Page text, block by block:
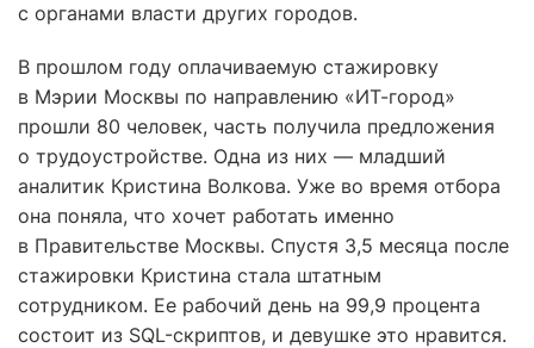
с органами власти других городов.
В прошлом году оплачиваемую стажировку
в Мэрии Москвы по направлению «ИТ-город»
прошли 80 человек, часть получила предложения
о трудоустройстве. Одна из них — младший
аналитик Кристина Волкова. Уже во время отбора
она поняла, что хочет работать именно
в Правительстве Москвы. Спустя 3,5 месяца после
стажировки Кристина стала штатным
сотрудником. Ее рабочий день на 99,9 процента
состоит из SQL-скриптов, и девушке это нравится.